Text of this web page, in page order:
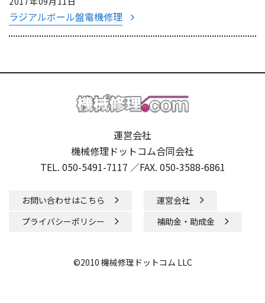
ラジアルボール盤電機修理
運営会社
機械修理ドットコム合同会社
TEL. 050-5491-7117 ／FAX. 050-3588-6861
お問い合わせはこちら
運営会社
プライバシーポリシー
補助金・助成金
©2010 機械修理ドットコム LLC